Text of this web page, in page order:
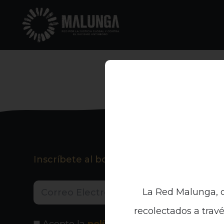
Inscríbete al boletín informativo
La Red Malunga,
recolectados a